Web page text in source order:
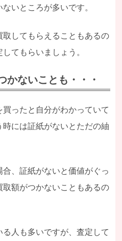
いところが多いです。
してもらえることもあるの
てもらいましょう。
かないことも・・・
ったと自分がわかっていて
には証紙がないとただの紬
、証紙がないと価値がぐっ
額がつかないこともあるの
人も多いですが、査定して